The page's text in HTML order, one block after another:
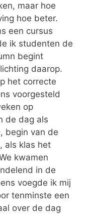
maar hoe
hoe beter.
een cursus
ik studenten de
begint
daarop.
het correcte
voorgesteld
op
de dag als
begin van de
als klas het
kwamen
in de
voegde ik mij
tenminste een
over de dag